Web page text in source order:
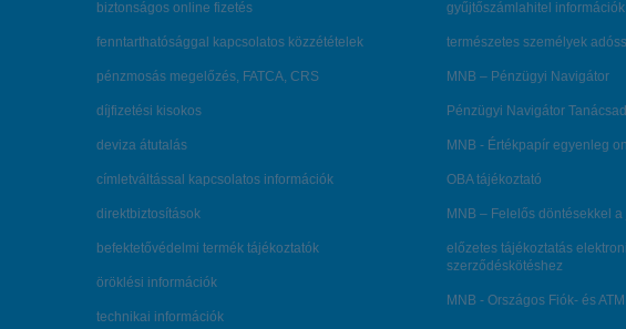
biztonságos online fizetés
fenntarthatósággal kapcsolatos közzétételek
pénzmosás megelőzés, FATCA, CRS
díjfizetési kisokos
deviza átutalás
címletváltással kapcsolatos információk
direktbiztosítások
befektetővédelmi termék tájékoztatók
öröklési információk
technikai információk
gyűjtőszámlahitel információk
természetes személyek
MNB – Pénzügyi Navigátor
Pénzügyi Navigátor
MNB - Értékpapír egyenleg
OBA tájékoztató
MNB – Felelős döntésekkel
előzetes tájékoztatás
szerződéskötéshez
MNB - Országos Fiók- és